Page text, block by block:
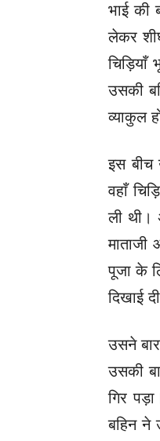
भाई की
लेकर
चिड़ियाँ
उसकी
व्याकुल
इस बीच
वहाँ
ली थी।
पूजा के
दिखाई
उसने
उसकी
गिर
बहिन ने